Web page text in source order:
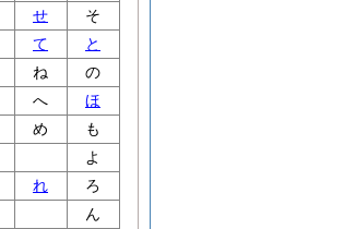
せ
そ
て
と
ね
の
へ
ほ
め
も
よ
れ
ろ
ん